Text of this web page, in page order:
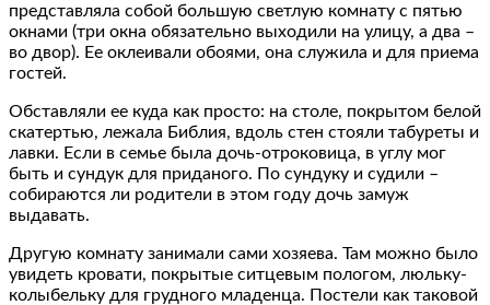
представляла собой большую светлую комнату с пятью
окнами (три окна обязательно выходили на улицу, а два –
во двор). Ее оклеивали обоями, она служила и для приема
гостей.
Обставляли ее куда как просто: на столе, покрытом белой
скатертью, лежала Библия, вдоль стен стояли табуреты и
лавки. Если в семье была дочь-отроковица, в углу мог
быть и сундук для приданого. По сундуку и судили –
собираются ли родители в этом году дочь замуж
выдавать.
Другую комнату занимали сами хозяева. Там можно было
увидеть кровати, покрытые ситцевым пологом, люльку-
колыбельку для грудного младенца. Постели как таковой